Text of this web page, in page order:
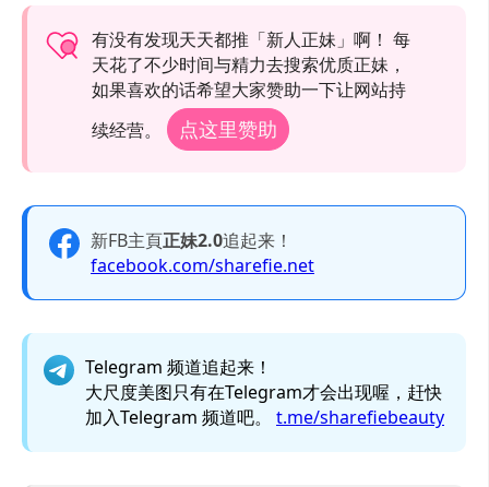
有没有发现天天都推「新人正妹」啊！ 每
天花了不少时间与精力去搜索优质正妹，
如果喜欢的话希望大家赞助一下让网站持
续经营。
点这里赞助
新FB主頁正妹2.0追起来！
facebook.com/sharefie.net
Telegram 频道追起来！
大尺度美图只有在Telegram才会出现喔，赶快
加入Telegram 频道吧。 t.me/sharefiebeauty